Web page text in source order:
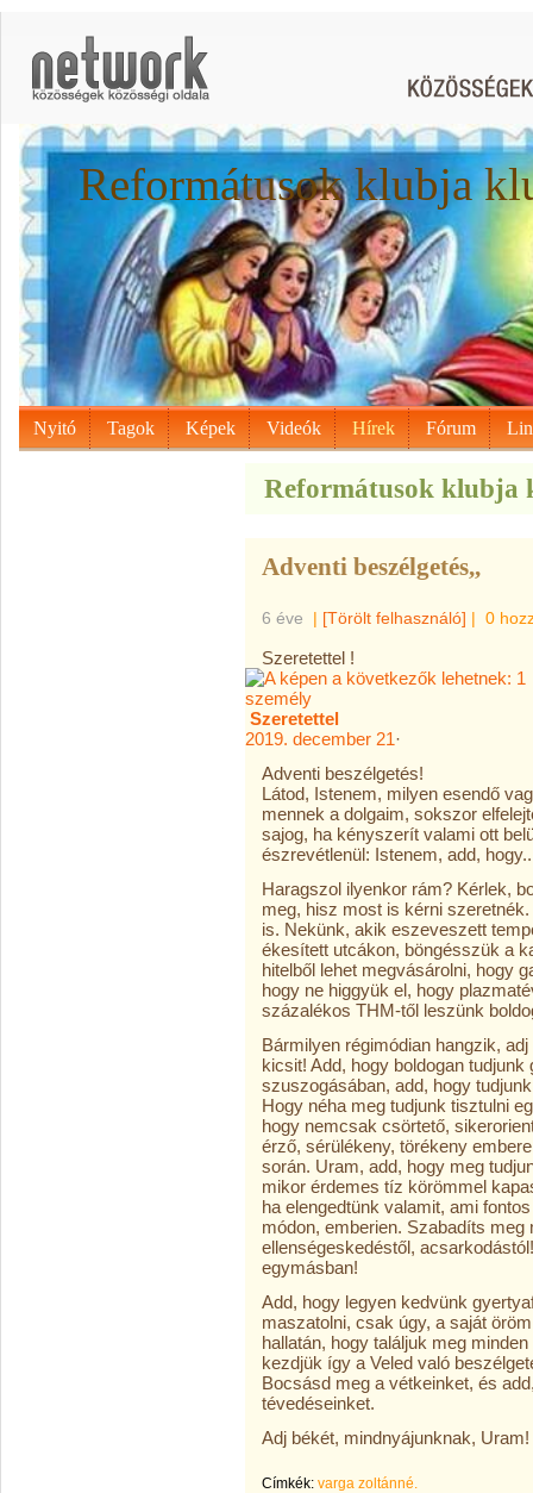
Reformátusok klubja
Nyitó Tagok Képek Videók Hírek Fórum
Reformátusok klubja
Adventi beszélgetés,,
6 éve | [Törölt felhasználó] | 0
Szeretettel !
Szeretettel
2019. december 21·
Adventi beszélgetés!
Látod, Istenem, milyen esendő
mennek a dolgaim, sokszor
sajog, ha kényszerít valami ott
észrevétlenül: Istenem, add,
Haragszol ilyenkor rám? Kérlek,
meg, hisz most is kérni
is. Nekünk, akik eszeveszett
ékesített utcákon, böngésszük a
hitelből lehet megvásárolni, hogy
hogy ne higgyük el, hogy
százalékos THM-től leszünk
Bármilyen régimódian hangzik,
kicsit! Add, hogy boldogan
szuszogásában, add, hogy
Hogy néha meg tudjunk tisztulni
hogy nemcsak csörtető,
érző, sérülékeny, törékeny
során. Uram, add, hogy meg
mikor érdemes tíz körömmel
ha elengedtünk valamit, ami
módon, emberien. Szabadíts
ellenségeskedéstől,
egymásban!
Add, hogy legyen kedvünk
maszatolni, csak úgy, a saját
hallatán, hogy találjuk meg
kezdjük így a Veled való
Bocsásd meg a vétkeinket, és
tévedéseinket.
Adj békét, mindnyájunknak, Uram!
Címkék: varga zoltánné.